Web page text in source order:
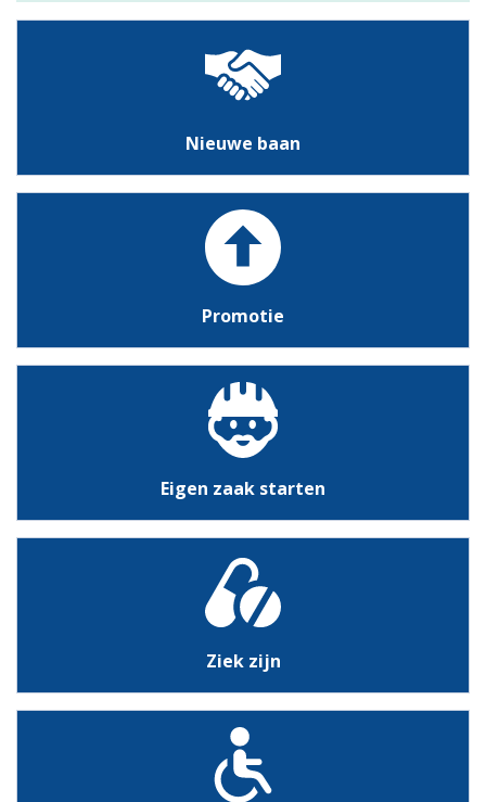
Nieuwe baan
Promotie
Eigen zaak starten
Ziek zijn